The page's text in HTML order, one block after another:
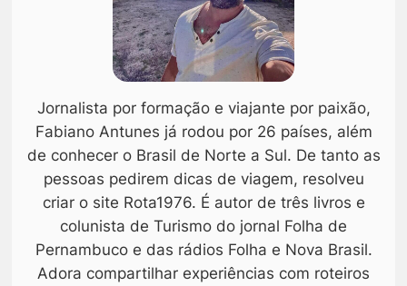
Jornalista por formação e viajante por paixão,
Fabiano Antunes já rodou por 26 países, além
de conhecer o Brasil de Norte a Sul. De tanto as
pessoas pedirem dicas de viagem, resolveu
criar o site Rota1976. É autor de três livros e
colunista de Turismo do jornal Folha de
Pernambuco e das rádios Folha e Nova Brasil.
Adora compartilhar experiências com roteiros